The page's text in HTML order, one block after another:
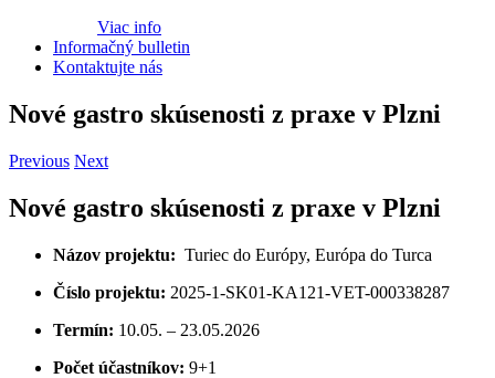
Viac info
Informačný bulletin
Kontaktujte nás
Nové gastro skúsenosti z praxe v Plzni
Previous Next
Nové gastro skúsenosti z praxe v Plzni
Názov projektu: Turiec do Európy, Európa do Turca
Číslo projektu: 2025-1-SK01-KA121-VET-000338287
Termín: 10.05. – 23.05.2026
Počet účastníkov: 9+1